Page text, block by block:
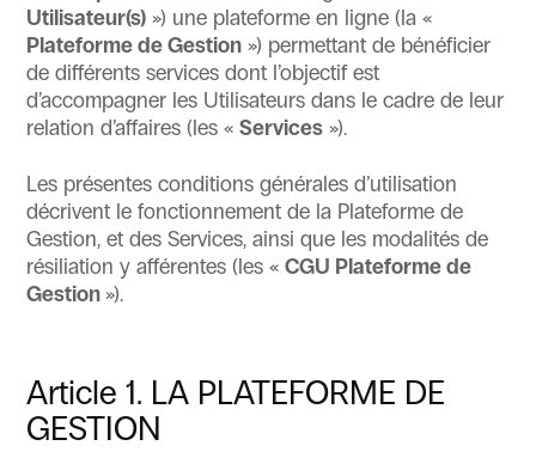
Utilisateur(s) ») une plateforme en ligne (la «
Plateforme de Gestion ») permettant de bénéficier
de différents services dont l’objectif est
d’accompagner les Utilisateurs dans le cadre de leur
relation d’affaires (les «Services »).
Les présentes conditions générales d’utilisation
décrivent le fonctionnement de la Plateforme de
Gestion, et des Services, ainsi que les modalités de
résiliation y afférentes (les «CGU Plateforme de
Gestion»).
Article 1. LA PLATEFORME DE
GESTION